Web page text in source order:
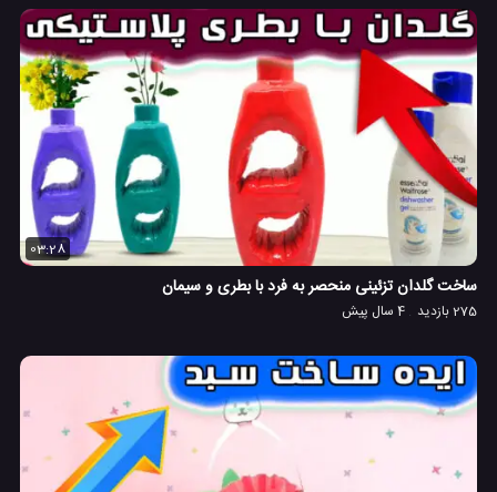
03:28
ساخت گلدان تزئینی منحصر به فرد با بطری و سیمان
275 بازدید 4 سال پیش